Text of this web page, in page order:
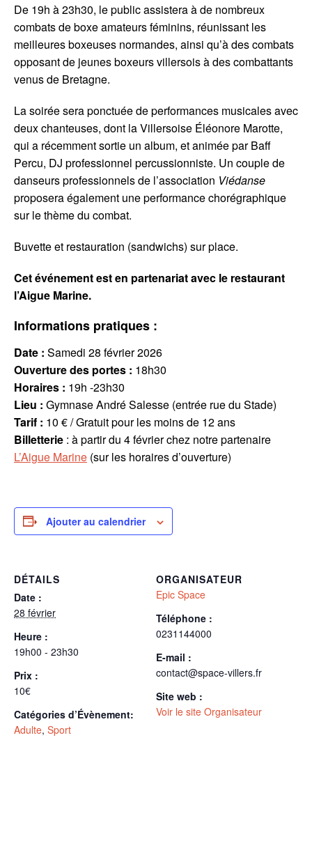
De 19h à 23h30, le public assistera à de nombreux
combats de boxe amateurs féminins, réunissant les
meilleures boxeuses normandes, ainsi qu’à des combats
opposant de jeunes boxeurs villersois à des combattants
venus de Bretagne.
La soirée sera ponctuée de performances musicales avec
deux chanteuses, dont la Villersoise Éléonore Marotte,
qui a récemment sortie un album, et animée par Baff
Percu, DJ professionnel percussionniste. Un couple de
danseurs professionnels de l’association Viédanse
proposera également une performance chorégraphique
sur le thème du combat.
Buvette et restauration (sandwichs) sur place.
Cet événement est en partenariat avec le restaurant
l’Aigue Marine.
Informations pratiques :
Date : Samedi 28 février 2026
Ouverture des portes : 18h30
Horaires : 19h -23h30
Lieu : Gymnase André Salesse (entrée rue du Stade)
Tarif : 10 € / Gratuit pour les moins de 12 ans
Billetterie : à partir du 4 février chez notre partenaire
L’Aigue Marine (sur les horaires d’ouverture)
Ajouter au calendrier
DÉTAILS
Date :
28 février
Heure :
19h00 - 23h30
Prix :
10€
Catégories d’Évènement:
Adulte, Sport
ORGANISATEUR
Epic Space
Téléphone :
0231144000
E-mail :
contact@space-villers.fr
Site web :
Voir le site Organisateur